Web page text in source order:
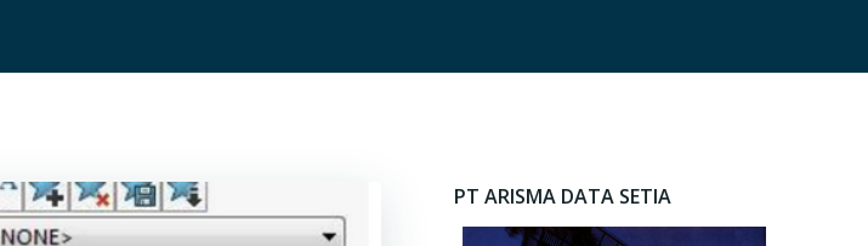
PT ARISMA DATA SETIA